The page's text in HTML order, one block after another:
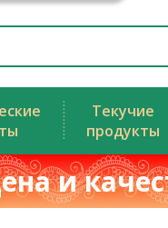
Текучие
продукты
и